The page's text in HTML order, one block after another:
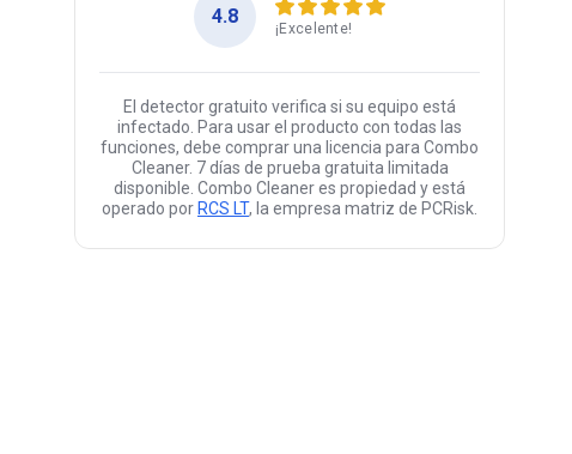
4.8
¡Excelente!
El detector gratuito verifica si su equipo está
infectado. Para usar el producto con todas las
funciones, debe comprar una licencia para Combo
Cleaner. 7 días de prueba gratuita limitada
disponible. Combo Cleaner es propiedad y está
operado por RCS LT, la empresa matriz de PCRisk.